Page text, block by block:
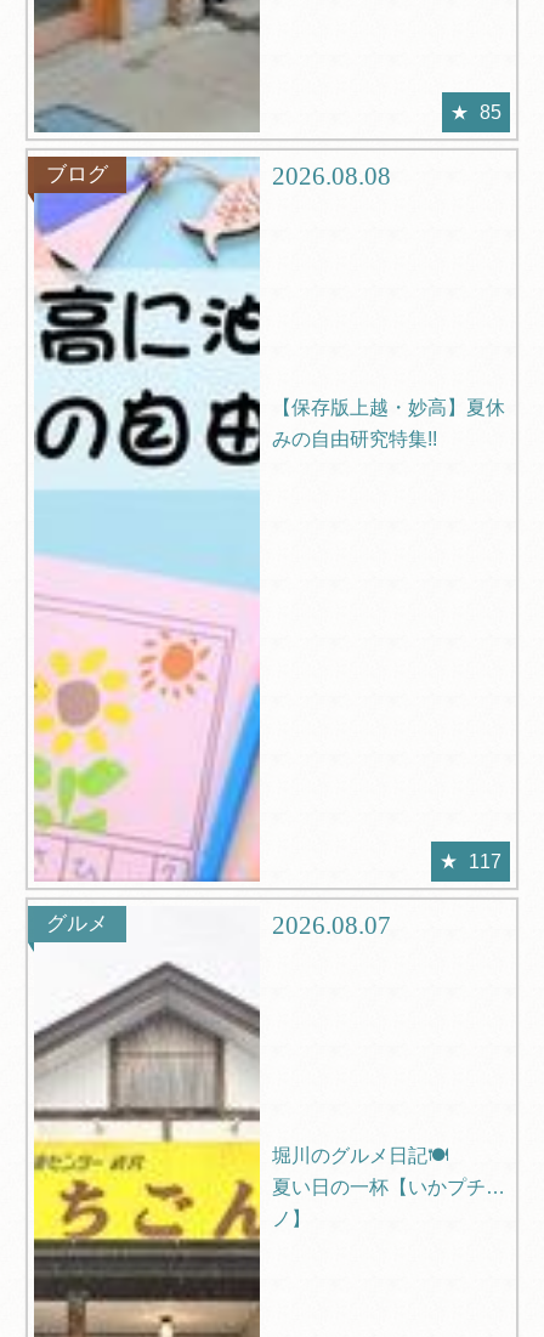
85
ブログ 2026.08.08
【保存版上越・妙高】夏休
みの自由研究特集!!
117
グルメ 2026.08.07
堀川のグルメ日記🍽️
夏い日の一杯【いかプチー
ノ】